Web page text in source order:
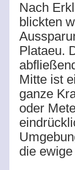
Nach
blickten
Plataeu.
Mitte ist
ganze
oder
die